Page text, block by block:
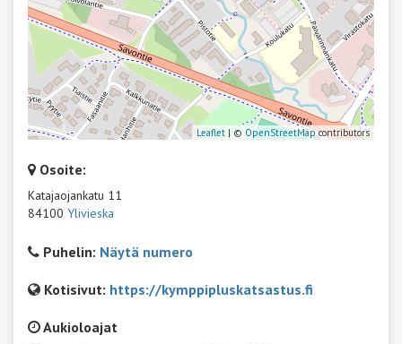
Leaflet | © OpenStreetMapcontributors
Osoite:
Katajaojankatu 11
84100 Ylivieska
Puhelin: Näytä numero
Kotisivut: https://kymppipluskatsastus.fi
Aukioloajat